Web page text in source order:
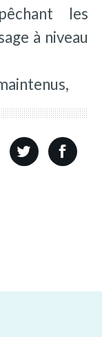
les
à niveau